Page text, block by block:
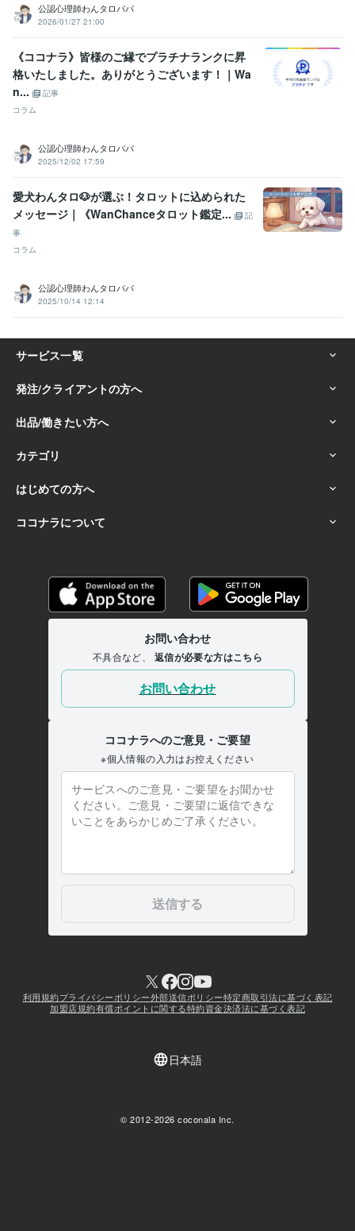
公認心理師わんタロパパ
2026/01/27 21:00
《ココナラ》皆様のご縁でプラチナランクに昇
格いたしました。ありがとうございます！｜Wa
n...
記事
コラム
公認心理師わんタロパパ
2025/12/02 17:59
愛犬わんタロ🐶が選ぶ！タロットに込められた
メッセージ｜《WanChanceタロット鑑定...
記
事
コラム
公認心理師わんタロパパ
2025/10/14 12:14